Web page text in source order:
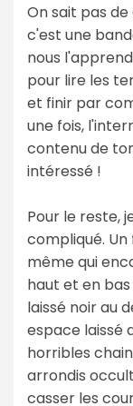
On sait pas de
c'est une
nous
pour lire les
et finir par
une fois,
contenu de
intéressé !
Pour le reste,
compliqué.
même qui
haut et en
laissé noir au
espace laissé
horribles
arrondis
casser les